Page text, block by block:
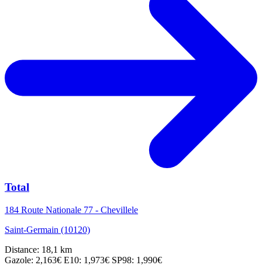
Total
184 Route Nationale 77 - Chevillele
Saint-Germain (10120)
Distance: 18,1 km
Gazole: 2,163€ E10: 1,973€ SP98: 1,990€